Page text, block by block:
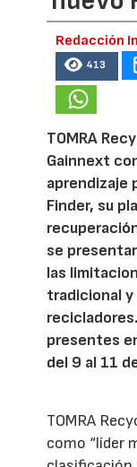
Redacción
413
TOMRA
Gainnext
aprendizaje
Finder, su
se
las
tradicional y
presentes
del 9 al 11
TOMRA
como “líder